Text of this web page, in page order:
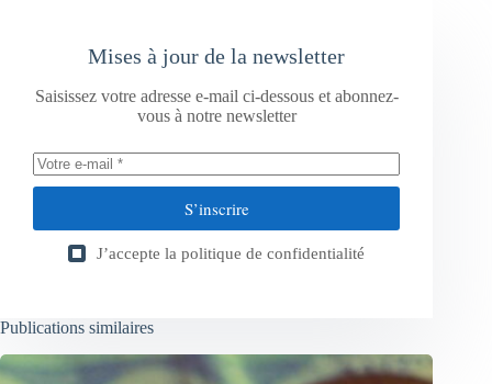
Mises à jour de la newsletter
Saisissez votre adresse e-mail ci-dessous et abonnez-
vous à notre newsletter
S’inscrire
J’accepte la politique de confidentialité
Publications similaires